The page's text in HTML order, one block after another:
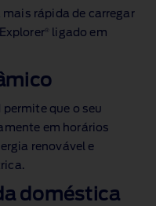
rápida de carregar
®
ligado em
que o seu
em horários
renovável e
doméstica